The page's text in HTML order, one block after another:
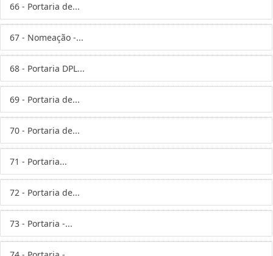
66 - Portaria de...
67 - Nomeação -...
68 - Portaria DPL...
69 - Portaria de...
70 - Portaria de...
71 - Portaria...
72 - Portaria de...
73 - Portaria -...